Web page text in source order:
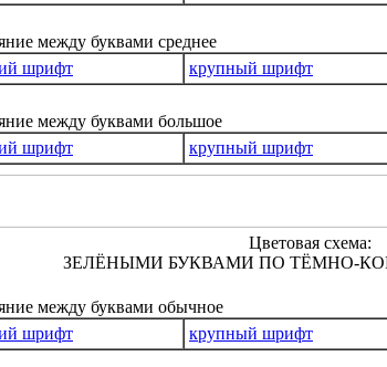
между буквами среднее
шрифт
крупный шрифт
между буквами большое
шрифт
крупный шрифт
Цветовая схема:
ЗЕЛЁНЫМИ БУКВАМИ ПО ТЁМНО-
между буквами обычное
шрифт
крупный шрифт